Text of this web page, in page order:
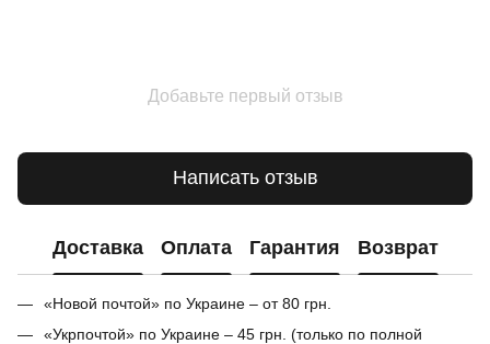
Добавьте первый отзыв
Написать отзыв
Доставка Оплата Гарантия Возврат
«Новой почтой» по Украине – от 80 грн.
«Укрпочтой» по Украине – 45 грн. (только по полной